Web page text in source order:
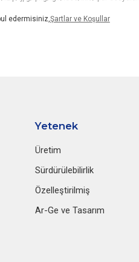
edermisiniz,Şartlar ve Koşullar
Yetenek
Üretim
Sürdürülebilirlik
Özelleştirilmiş
Ar-Ge ve Tasarım